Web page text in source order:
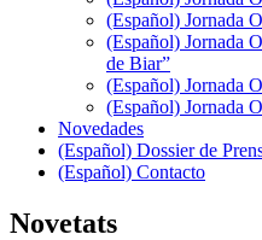
(Español) Jornada
(Español) Jornada
de Biar”
(Español) Jornada
(Español) Jornada
Novedades
(Español) Dossier de
(Español) Contacto
Novetats